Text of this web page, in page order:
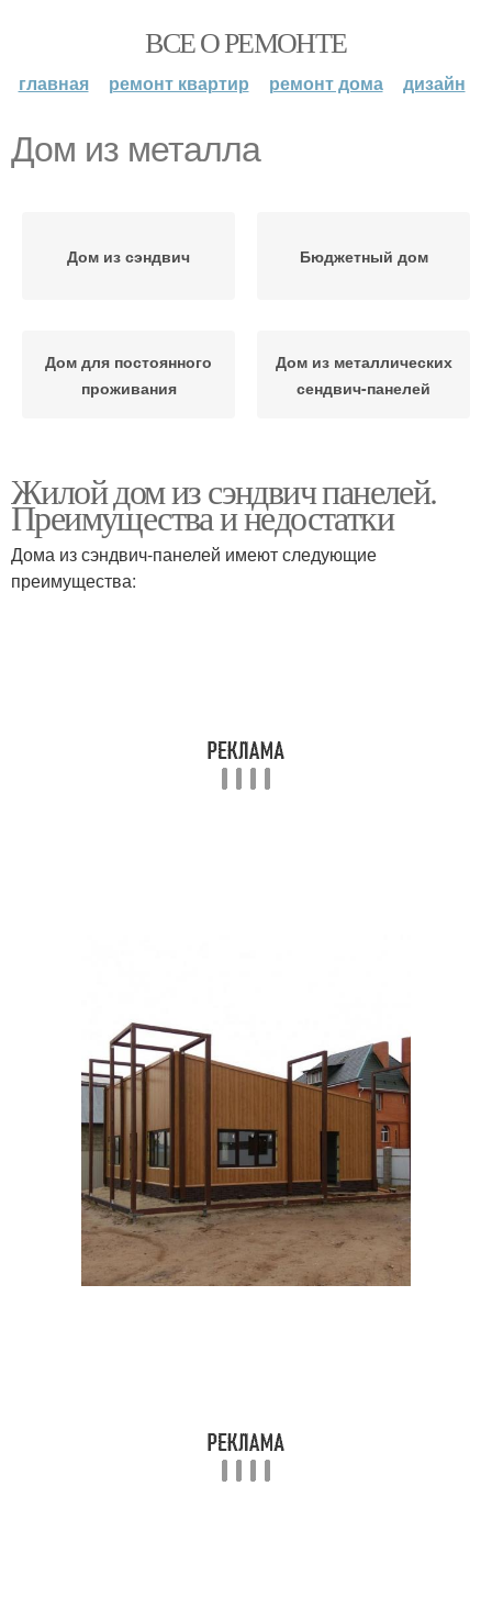
ВСЕ О РЕМОНТЕ
главная ремонт квартир ремонт дома дизайн
Дом из металла
Дом из сэндвич Бюджетный дом
Дом для постоянного
проживания
Дом из металлических
сендвич-панелей
Жилой дом из сэндвич панелей.
Преимущества и недостатки
Дома из сэндвич-панелей имеют следующие
преимущества: